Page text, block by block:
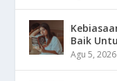
Baik
Agu 5, 2026